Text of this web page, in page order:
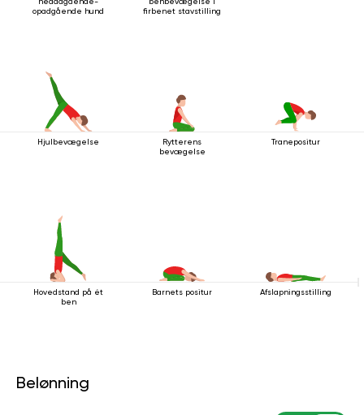
opadgående hund
firbenet stavstilling
Hjulbevægelse
Rytterens
bevægelse
Tranepositur
Hovedstand på ét
ben
Barnets positur Afslapningsstilling
Belønning